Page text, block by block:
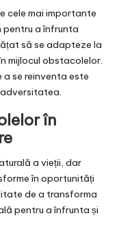
cele mai importante
pentru a înfrunta
să se adapteze la
mijlocul obstacolelor.
se reinventa este
în
a vieții, dar
în oportunități
de a transforma
pentru a înfrunta și